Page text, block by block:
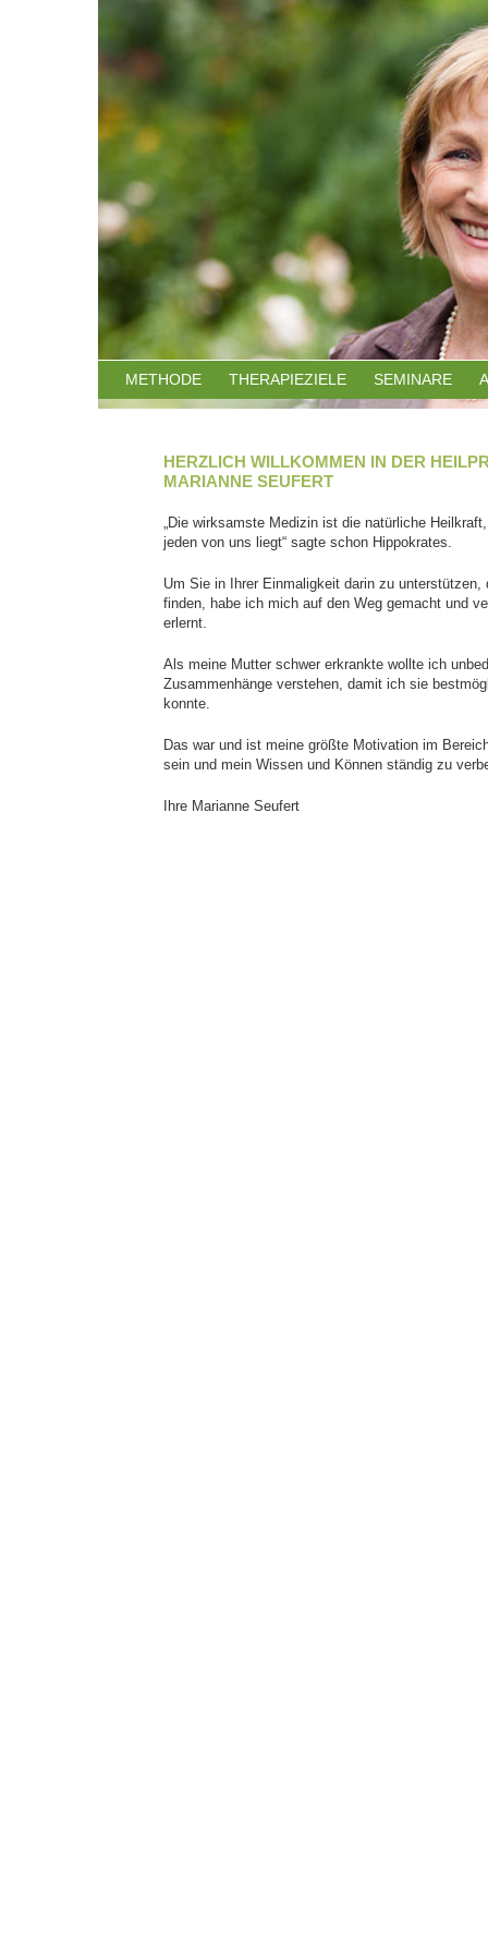
METHODE THERAPIEZIELE SEMINARE
HERZLICH WILLKOMMEN IN DER
MARIANNE SEUFERT
„Die wirksamste Medizin ist die natürliche
jeden von uns liegt“ sagte schon Hippokrates.
Um Sie in Ihrer Einmaligkeit darin zu unterstützen,
finden, habe ich mich auf den Weg gemacht und
erlernt.
Als meine Mutter schwer erkrankte wollte ich
Zusammenhänge verstehen, damit ich sie
konnte.
Das war und ist meine größte Motivation im
sein und mein Wissen und Können ständig zu
Ihre Marianne Seufert